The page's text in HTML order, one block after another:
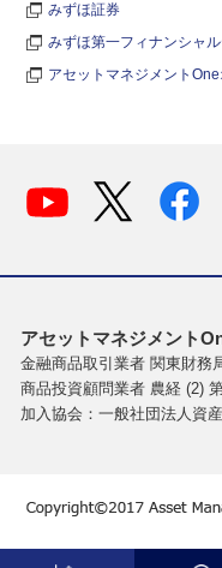
みずほ証券
みずほ第一フィナンシャ
アセットマネジメント
アセットマネジメント
金融商品取引業者 関東財務
商品投資顧問業者 農経 (2)
加入協会：一般社団法人資